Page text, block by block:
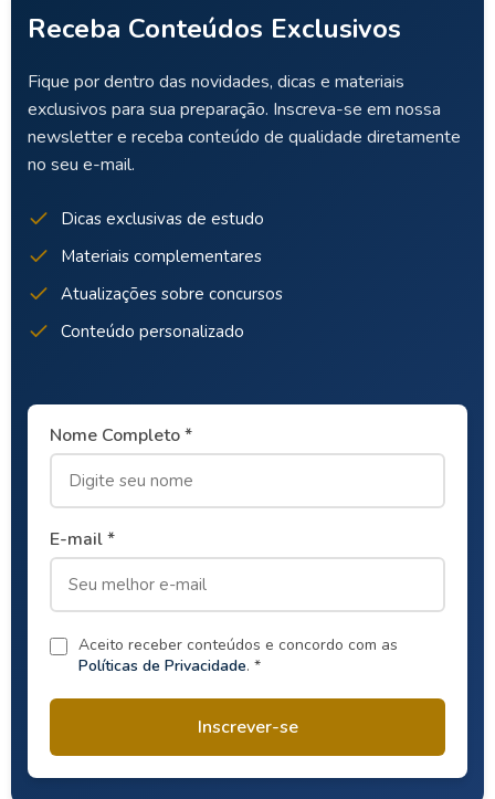
Receba Conteúdos Exclusivos
Fique por dentro das novidades, dicas e materiais
exclusivos para sua preparação. Inscreva-se em nossa
newsletter e receba conteúdo de qualidade diretamente
no seu e-mail.
Dicas exclusivas de estudo
Materiais complementares
Atualizações sobre concursos
Conteúdo personalizado
Nome Completo *
E-mail *
Aceito receber conteúdos e concordo com as
Políticas de Privacidade. *
Inscrever-se